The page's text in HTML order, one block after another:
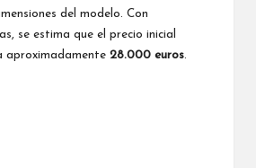
del modelo. Con
se estima que el precio inicial
aproximadamente 28.000 euros